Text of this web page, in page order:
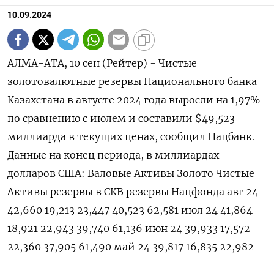
10.09.2024
АЛМА-АТА, 10 сен (Рейтер) - Чистые
золотовалютные резервы Национального банка
Казахстана в августе 2024 года выросли на 1,97%
по сравнению с июлем и составили $49,523
миллиарда в текущих ценах, сообщил Нацбанк.
Данные на конец периода, в миллиардах
долларов США: Валовые Активы Золото Чистые
Активы резервы в СКВ резервы Нацфонда авг 24
42,660 19,213 23,447 40,523 62,581 июл 24 41,864
18,921 22,943 39,740 61,136 июн 24 39,933 17,572
22,360 37,905 61,490 май 24 39,817 16,835 22,982